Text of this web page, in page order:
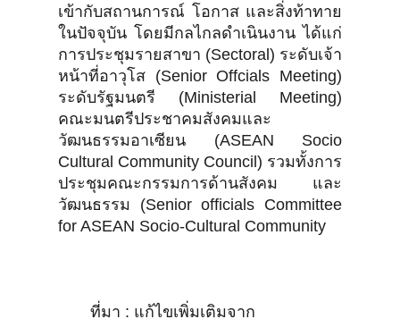
เข้ากับสถานการณ์ โอกาส และสิ่งท้าทาย
ในปัจจุบัน โดยมีกลไกลดำเนินงาน ได้แก่
การประชุมรายสาขา (Sectoral) ระดับเจ้า
หน้าที่อาวุโส (Senior Offcials Meeting)
ระดับรัฐมนตรี (Ministerial Meeting)
คณะมนตรีประชาคมสังคมและ
วัฒนธรรมอาเซียน (ASEAN Socio
Cultural Community Council) รวมทั้งการ
ประชุมคณะกรรมการด้านสังคม และ
วัฒนธรรม (Senior officials Committee
for ASEAN Socio-Cultural Community
ที่มา : แก้ไขเพิ่มเติมจาก